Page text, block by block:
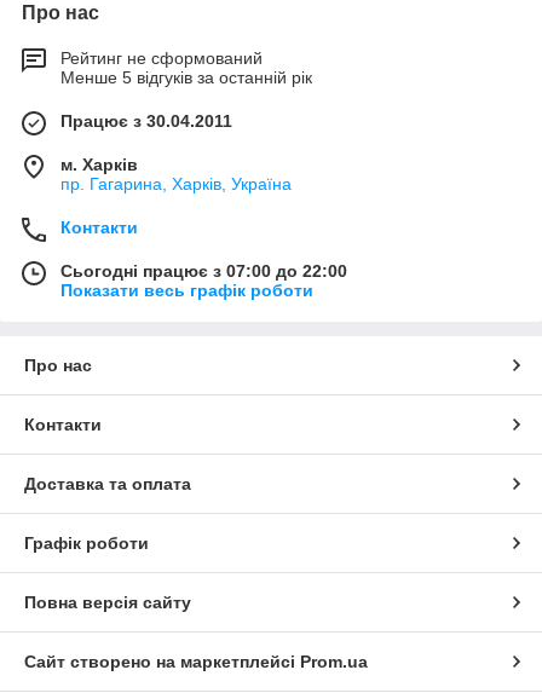
Про нас
Рейтинг не сформований
Менше 5 відгуків за останній рік
Працює з 30.04.2011
м. Харків
пр. Гагарина, Харків, Україна
Контакти
Сьогодні працює з 07:00 до 22:00
Показати весь графік роботи
Про нас
Контакти
Доставка та оплата
Графік роботи
Повна версія сайту
Сайт створено на маркетплейсі Prom.ua